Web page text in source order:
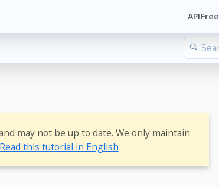
APIFree
may not be up to date. We only maintain
Read this tutorial in English